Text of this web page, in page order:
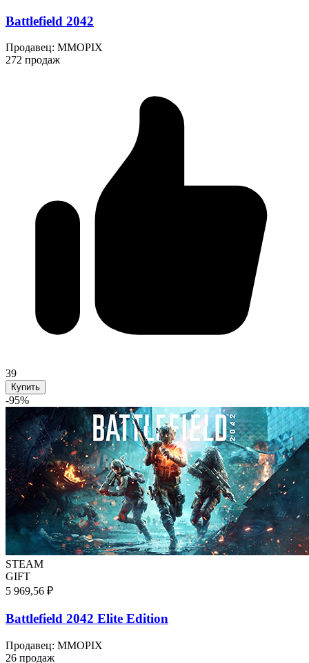
Battlefield 2042
Продавец: MMOPIX
272 продаж
39
Купить
-95%
STEAM
GIFT
5 969,56 ₽
Battlefield 2042 Elite Edition
Продавец: MMOPIX
26 продаж